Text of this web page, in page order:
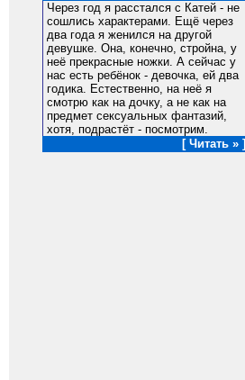
Через год я расстался с Катей - не
сошлись характерами. Ещё через
два года я женился на другой
девушке. Она, конечно, стройна, у
неё прекрасные ножки. А сейчас у
нас есть ребёнок - девочка, ей два
годика. Естественно, на неё я
смотрю как на дочку, а не как на
предмет сексуальных фантазий,
хотя, подрастёт - посмотрим.
[ Читать » ]